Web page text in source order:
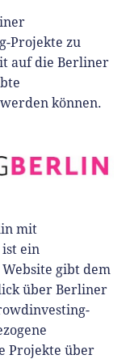
Projekte zu
auf die Berliner
können.
mit
ein
gibt dem
über Berliner
Projekte über